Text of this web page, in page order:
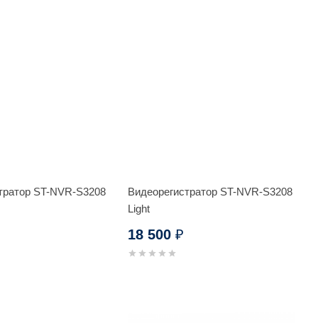
ST-NVR-S3208
Видеорегистратор ST-NVR-S3208
Light
18 500₽